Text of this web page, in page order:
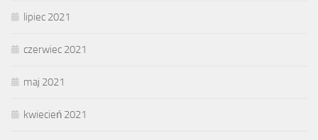
lipiec 2021
czerwiec 2021
maj 2021
kwiecień 2021